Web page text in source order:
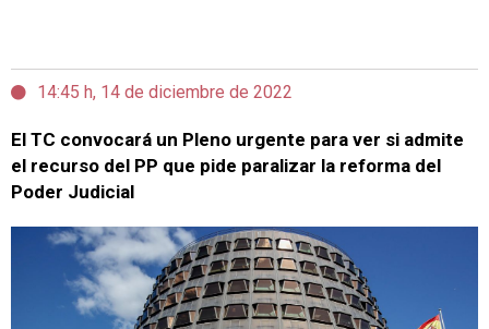
14:45 h, 14 de diciembre de 2022
El TC convocará un Pleno urgente para ver si admite
el recurso del PP que pide paralizar la reforma del
Poder Judicial